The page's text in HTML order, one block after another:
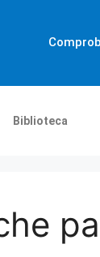
Biblioteca